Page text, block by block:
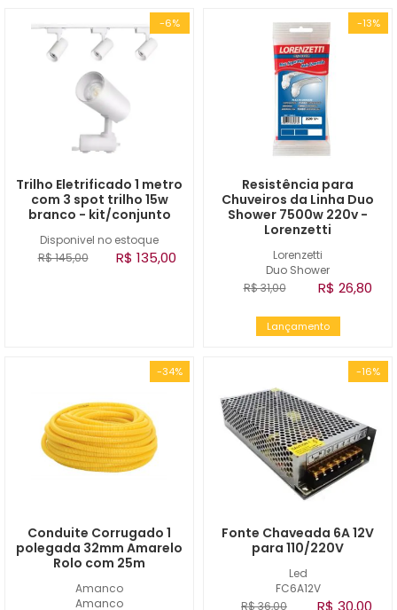
-6%
Disponivel no estoque
Trilho Eletrificado 1 metro
com 3 spot trilho 15w
branco - kit/conjunto
R$ 145,00 R$ 135,00
-13%
Lorenzetti
Duo Shower
Resistência para
Chuveiros da Linha Duo
Shower 7500w 220v -
Lorenzetti
R$ 31,00 R$ 26,80
Lançamento
-34%
Amanco
Amanco
Conduite Corrugado 1
polegada 32mm Amarelo
Rolo com 25m
-16%
Led
FC6A12V
Fonte Chaveada 6A 12V
para 110/220V
R$ 36,00 R$ 30,00